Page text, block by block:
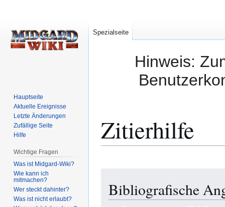
Hinweis:
Zitierhilfe
Navigation
springen
Suche
springen
Bibliografische
Spezialseite
Hauptseite
Aktuelle Ereignisse
Letzte Änderungen
Zufällige Seite
Hilfe
Wichtige Fragen
Was ist Midgard-Wiki?
Wie kann ich
mitmachen?
Wer steckt dahinter?
Was ist nicht erlaubt?